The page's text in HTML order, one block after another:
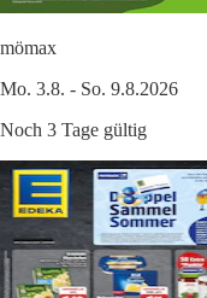
mömax
Mo. 3.8. - So. 9.8.2026
Noch 3 Tage gültig